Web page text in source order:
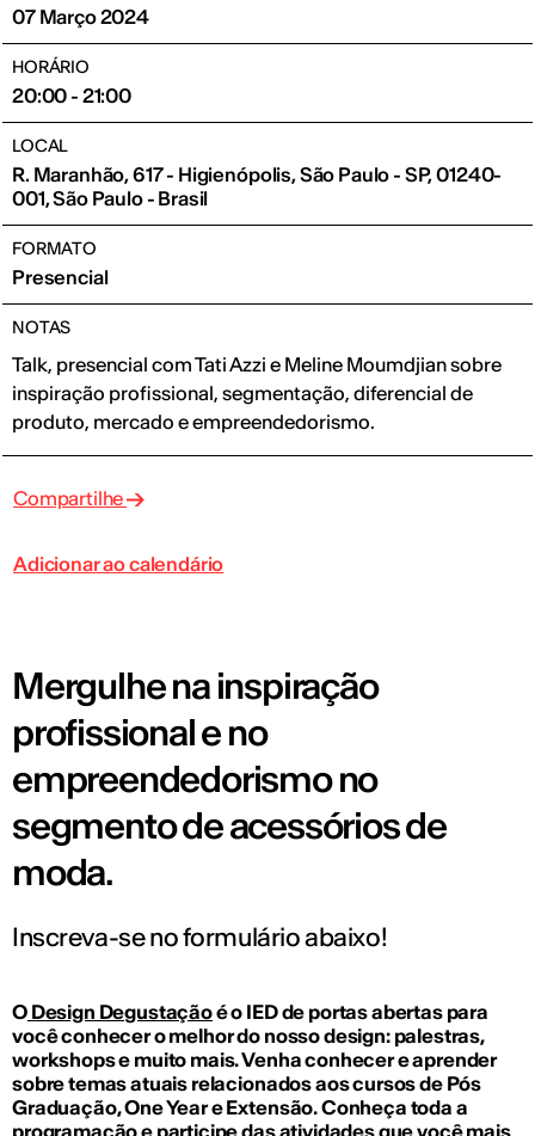
07 Março 2024
HORÁRIO
20:00 - 21:00
LOCAL
R. Maranhão, 617 - Higienópolis, São Paulo - SP, 01240-
001, São Paulo - Brasil
FORMATO
Presencial
NOTAS
Talk, presencial com Tati Azzi e Meline Moumdjian sobre
inspiração profissional, segmentação, diferencial de
produto, mercado e empreendedorismo.
Compartilhe
Adicionar ao calendário
Mergulhe na inspiração
profissional e no
empreendedorismo no
segmento de acessórios de
moda.
Inscreva-se no formulário abaixo!
ODesign Degustaçãoé o IED de portas abertas para
você conhecer o melhor do nosso design: palestras,
workshops e muito mais. Venha conhecer e aprender
sobre temas atuais relacionados aos cursos de Pós
Graduação, One Year e Extensão. Conheça toda a
programação e participe das atividades que você mais